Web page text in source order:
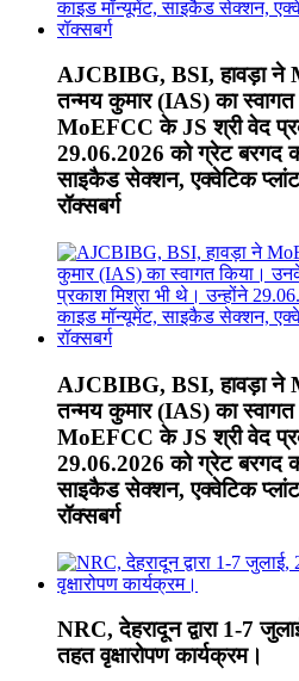
AJCBIBG, BSI, हावड़ा ने
तन्मय कुमार (IAS) का
MoEFCC के JS श्री वेद
29.06.2026 को ग्रेट बरगद
साइकैड सेक्शन, एक्वेटिक
रॉक्सबर्ग
AJCBIBG, BSI, हावड़ा ने
तन्मय कुमार (IAS) का
MoEFCC के JS श्री वेद
29.06.2026 को ग्रेट बरगद
साइकैड सेक्शन, एक्वेटिक
रॉक्सबर्ग
NRC, देहरादून द्वारा 1-7
तहत वृक्षारोपण कार्यक्रम।